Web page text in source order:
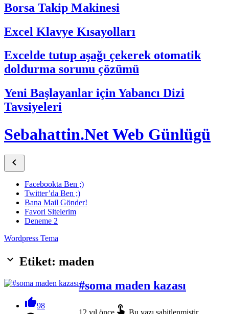
Borsa Takip Makinesi
Excel Klavye Kısayolları
Excelde tutup aşağı çekerek otomatik
doldurma sorunu çözümü
Yeni Başlayanlar için Yabancı Dizi
Tavsiyeleri
Sebahattin.Net Web Günlügü

Facebookta Ben ;)
Twitter’da Ben ;)
Bana Mail Gönder!
Favori Sitelerim
Deneme 2
Wordpress Tema
keyboard_arrow_down Etiket: maden
98
#soma maden kazası
12 yıl önce  Bu yazı sabitlenmiştir.